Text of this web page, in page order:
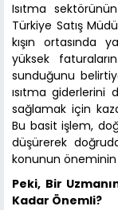
Isıtma
Türkiye Satış
kışın ortasında
yüksek
sunduğunu
ısıtma giderlerini
sağlamak için
Bu basit işlem,
düşürerek
konunun öneminin
Peki, Bir
Kadar Önemli?